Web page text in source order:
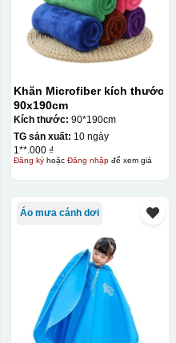
Khăn Microfiber kích thước
90x190cm
Kích thước: 90*190cm
TG sản xuất: 10 ngày
1**.000 ₫
Đăng kýhoặc Đăng nhậpđể xem giá
Áo mưa cánh dơi